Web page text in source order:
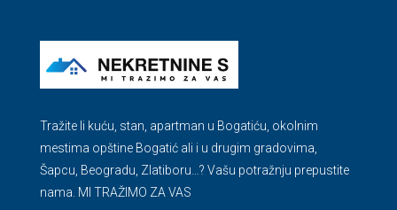
Tražite li kuću, stan, apartman u Bogatiću, okolnim
mestima opštine Bogatić ali i u drugim gradovima,
Šapcu, Beogradu, Zlatiboru…? Vašu potražnju prepustite
nama. MI TRAŽIMO ZA VAS